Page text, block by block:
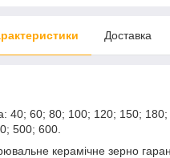
Доставка
40; 60; 80; 100; 120; 150;
500; 600.
керамічне зерно